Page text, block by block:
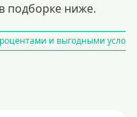
подборке ниже.
и выгодными